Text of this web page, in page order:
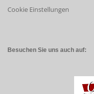
Cookie Einstellungen
Besuchen Sie uns auch auf: